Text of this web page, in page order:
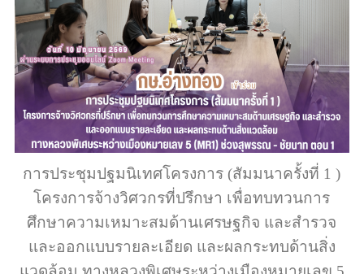
การประชุมปฐมนิเทศโครงการ (สัมมนาครั้งที่ 1 )
โครงการจ้างวิศวกรที่ปรึกษา เพื่อทบทวนการ
ศึกษาความเหมาะสมด้านเศรษฐกิจ และสำรวจ
และออกแบบรายละเอียด และผลกระทบด้านสิ่ง